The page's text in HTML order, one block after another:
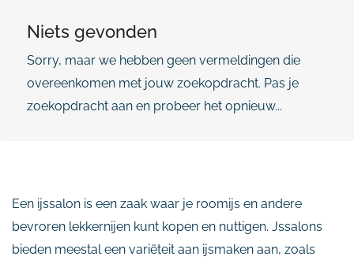
Niets gevonden
Sorry, maar we hebben geen vermeldingen die
overeenkomen met jouw zoekopdracht. Pas je
zoekopdracht aan en probeer het opnieuw...
Een ijssalon is een zaak waar je roomijs en andere
bevroren lekkernijen kunt kopen en nuttigen. Jssalons
bieden meestal een variëteit aan ijsmaken aan, zoals